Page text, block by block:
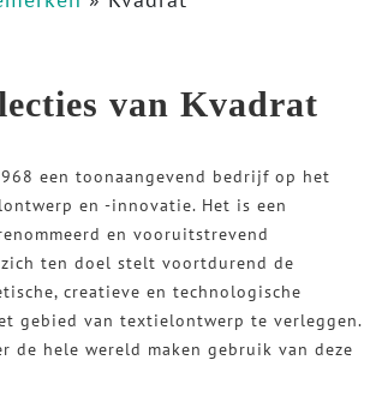
van Kvadrat
een toonaangevend bedrijf op het
en -innovatie. Het is een
en vooruitstrevend
ten doel stelt voortdurend de
creatieve en technologische
gebied van textielontwerp te verleggen.
de hele wereld maken gebruik van deze